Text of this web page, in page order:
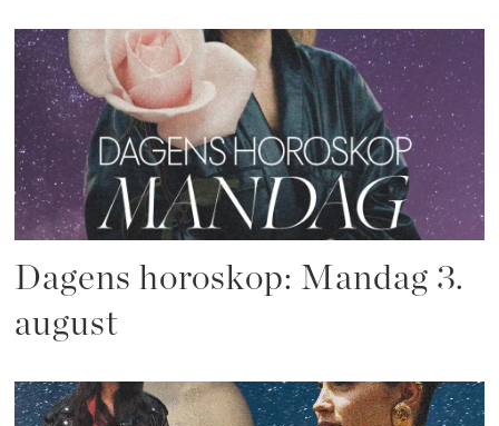
Dagens horoskop: Mandag 3.
august